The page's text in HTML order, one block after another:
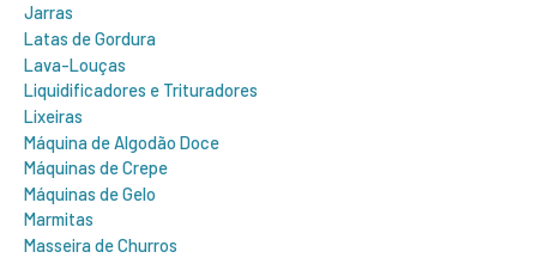
Jarras
Latas de Gordura
Lava-Louças
Liquidificadores e Trituradores
Lixeiras
Máquina de Algodão Doce
Máquinas de Crepe
Máquinas de Gelo
Marmitas
Masseira de Churros